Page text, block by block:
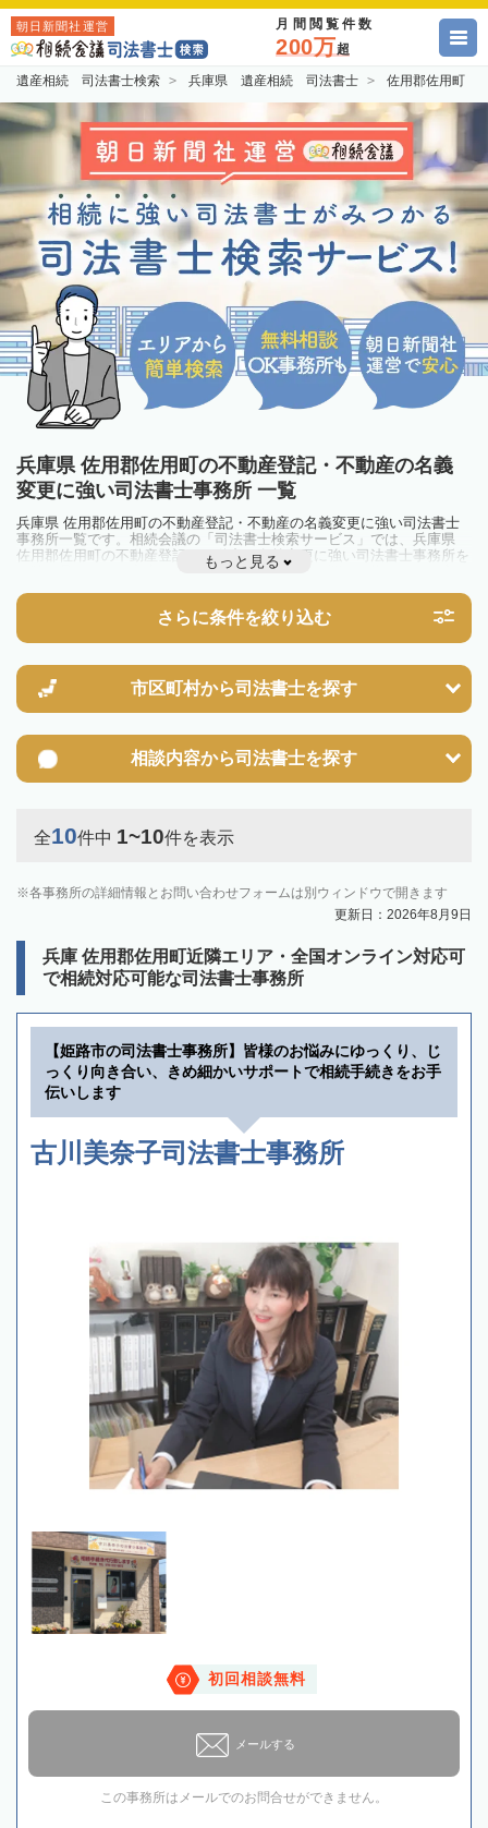
朝日新聞社運営 月間閲覧件数
200万超
遺産相続 司法書士検索 兵庫県 遺産相続 司法書士 佐用郡佐用町
兵庫県 佐用郡佐用町の不動産登記・不動産の名義
変更に強い司法書士事務所 一覧
兵庫県 佐用郡佐用町の不動産登記・不動産の名義変更に強い司法書士
事務所一覧です。相続会議の「司法書士検索サービス」では、兵庫県
佐用郡佐用町の不動産登記・不動産の名義変更に強い司法書士事務所を
一覧で見ることが出来ます。相続のトラブルやお悩みを抱えている方は
もっと見る
さらに条件を絞り込む
市区町村から司法書士を探す
相談内容から司法書士を探す
全10件中 1~10件を表示
各事務所の詳細情報とお問い合わせフォームは別ウィンドウで開きます
更新日：2026年8月9日
兵庫 佐用郡佐用町近隣エリア・全国オンライン対応可
で相続対応可能な司法書士事務所
【姫路市の司法書士事務所】皆様のお悩みにゆっくり、じ
っくり向き合い、きめ細かいサポートで相続手続きをお手
伝いします
古川美奈子司法書士事務所
初回相談無料
メールする
この事務所はメールでのお問合せができません。